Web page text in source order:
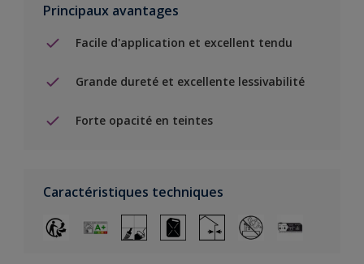
Principaux avantages
Facile d'application et excellent tendu
Grande dureté et excellente lessivabilité
Forte opacité en teintes
Caractéristiques techniques